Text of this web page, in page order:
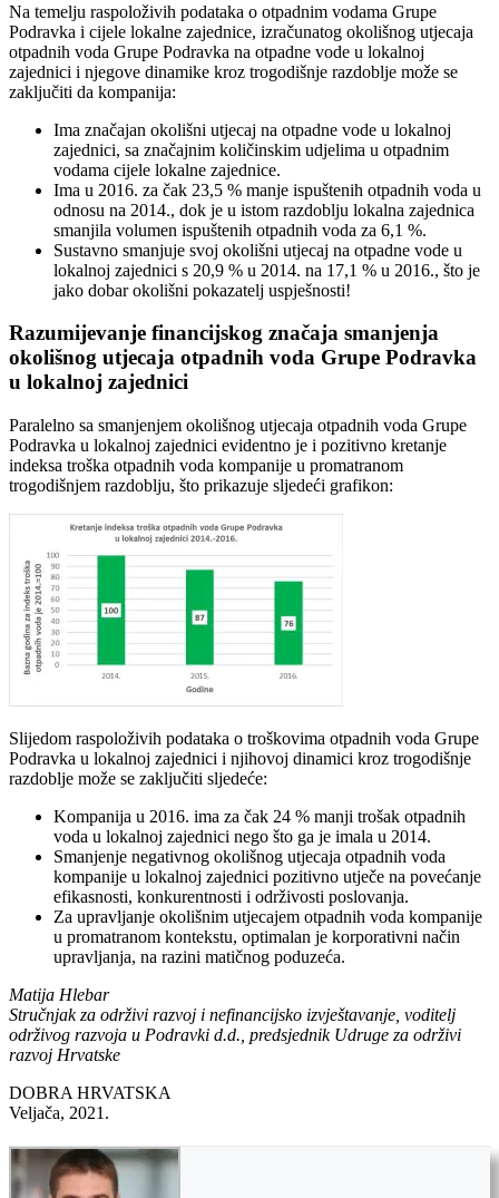
Na temelju raspoloživih podataka o otpadnim vodama Grupe
Podravka i cijele lokalne zajednice, izračunatog okolišnog utjecaja
otpadnih voda Grupe Podravka na otpadne vode u lokalnoj
zajednici i njegove dinamike kroz trogodišnje razdoblje može se
zaključiti da kompanija:
Ima značajan okolišni utjecaj na otpadne vode u lokalnoj
zajednici, sa značajnim količinskim udjelima u otpadnim
vodama cijele lokalne zajednice.
Ima u 2016. za čak 23,5 % manje ispuštenih otpadnih voda u
odnosu na 2014., dok je u istom razdoblju lokalna zajednica
smanjila volumen ispuštenih otpadnih voda za 6,1 %.
Sustavno smanjuje svoj okolišni utjecaj na otpadne vode u
lokalnoj zajednici s 20,9 % u 2014. na 17,1 % u 2016., što je
jako dobar okolišni pokazatelj uspješnosti!
Razumijevanje financijskog značaja smanjenja
okolišnog utjecaja otpadnih voda Grupe Podravka
u lokalnoj zajednici
Paralelno sa smanjenjem okolišnog utjecaja otpadnih voda Grupe
Podravka u lokalnoj zajednici evidentno je i pozitivno kretanje
indeksa troška otpadnih voda kompanije u promatranom
trogodišnjem razdoblju, što prikazuje sljedeći grafikon:
Slijedom raspoloživih podataka o troškovima otpadnih voda Grupe
Podravka u lokalnoj zajednici i njihovoj dinamici kroz trogodišnje
razdoblje može se zaključiti sljedeće:
Kompanija u 2016. ima za čak 24 % manji trošak otpadnih
voda u lokalnoj zajednici nego što ga je imala u 2014.
Smanjenje negativnog okolišnog utjecaja otpadnih voda
kompanije u lokalnoj zajednici pozitivno utječe na povećanje
efikasnosti, konkurentnosti i održivosti poslovanja.
Za upravljanje okolišnim utjecajem otpadnih voda kompanije
u promatranom kontekstu, optimalan je korporativni način
upravljanja, na razini matičnog poduzeća.
Matija Hlebar
Stručnjak za održivi razvoj i nefinancijsko izvještavanje, voditelj
održivog razvoja u Podravki d.d., predsjednik Udruge za održivi
razvoj Hrvatske
DOBRA HRVATSKA
Veljača, 2021.